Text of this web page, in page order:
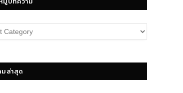
มล่าสุด